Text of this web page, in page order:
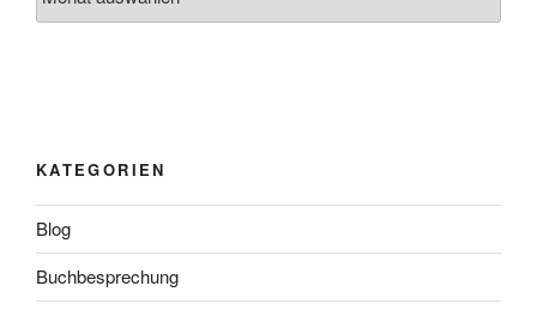
KATEGORIEN
Blog
Buchbesprechung